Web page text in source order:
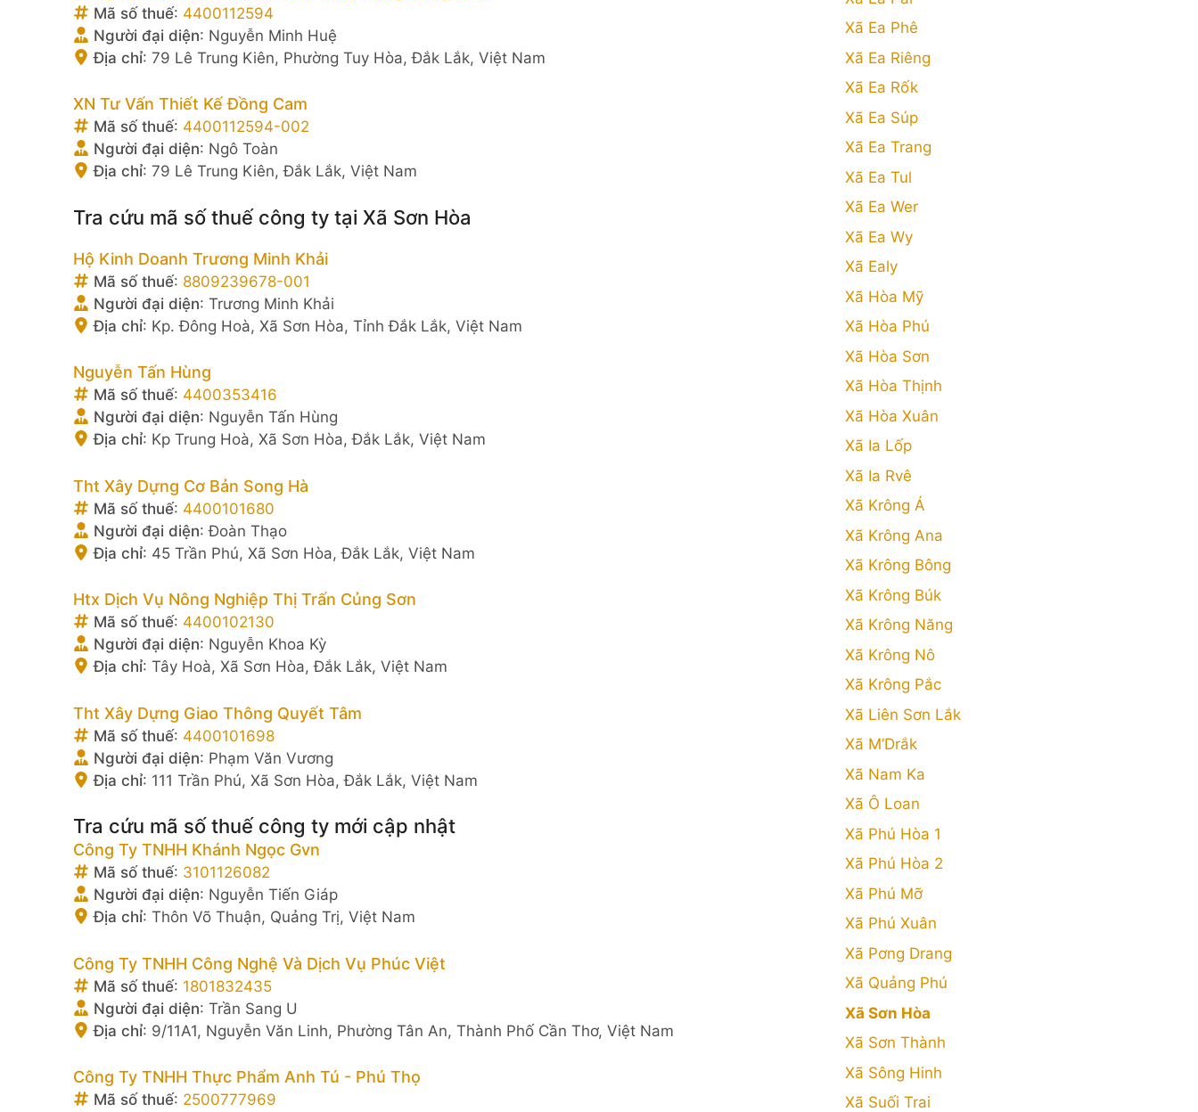
Mã số thuế: 4400112594
Người đại diện: Nguyễn Minh Huệ
Địa chỉ: 79 Lê Trung Kiên, Phường Tuy Hòa, Đắk Lắk, Việt Nam
XN Tư Vấn Thiết Kế Đồng Cam
Mã số thuế: 4400112594-002
Người đại diện: Ngô Toàn
Địa chỉ: 79 Lê Trung Kiên, Đắk Lắk, Việt Nam
Tra cứu mã số thuế công ty tại Xã Sơn Hòa
Hộ Kinh Doanh Trương Minh Khải
Mã số thuế: 8809239678-001
Người đại diện: Trương Minh Khải
Địa chỉ: Kp. Đông Hoà, Xã Sơn Hòa, Tỉnh Đắk Lắk, Việt Nam
Nguyễn Tấn Hùng
Mã số thuế: 4400353416
Người đại diện: Nguyễn Tấn Hùng
Địa chỉ: Kp Trung Hoà, Xã Sơn Hòa, Đắk Lắk, Việt Nam
Tht Xây Dựng Cơ Bản Song Hà
Mã số thuế: 4400101680
Người đại diện:Đoàn Thạo
Địa chỉ: 45 Trần Phú, Xã Sơn Hòa, Đắk Lắk, Việt Nam
Htx Dịch Vụ Nông Nghiệp Thị Trấn Củng Sơn
Mã số thuế: 4400102130
Người đại diện: Nguyễn Khoa Kỳ
Địa chỉ: Tây Hoà, Xã Sơn Hòa, Đắk Lắk, Việt Nam
Tht Xây Dựng Giao Thông Quyết Tâm
Mã số thuế: 4400101698
Người đại diện: Phạm Văn Vương
Địa chỉ: 111 Trần Phú, Xã Sơn Hòa, Đắk Lắk, Việt Nam
Tra cứu mã số thuế công ty mới cập nhật
Công Ty TNHH Khánh Ngọc Gvn
Mã số thuế: 3101126082
Người đại diện: Nguyễn Tiến Giáp
Địa chỉ: Thôn Võ Thuận, Quảng Trị, Việt Nam
Công Ty TNHH Công Nghệ Và Dịch Vụ Phúc Việt
Mã số thuế: 1801832435
Người đại diện: Trần Sang U
Địa chỉ: 9/11A1, Nguyễn Văn Linh, Phường Tân An, Thành Phố Cần Thơ, Việt Nam
Công Ty TNHH Thực Phẩm Anh Tú - Phú Thọ
Mã số thuế: 2500777969
Xã Ea Phê
Xã Ea Riêng
Xã Ea Rốk
Xã Ea Súp
Xã Ea Trang
Xã Ea Tul
Xã Ea Wer
Xã Ea Wy
Xã Ealy
Xã Hòa Mỹ
Xã Hòa Phú
Xã Hòa Sơn
Xã Hòa Thịnh
Xã Hòa Xuân
Xã Ia Lốp
Xã Ia Rvê
Xã Krông Á
Xã Krông Ana
Xã Krông Bông
Xã Krông Búk
Xã Krông Năng
Xã Krông Nô
Xã Krông Pắc
Xã Liên Sơn Lắk
Xã M’Drắk
Xã Nam Ka
Xã Ô Loan
Xã Phú Hòa 1
Xã Phú Hòa 2
Xã Phú Mỡ
Xã Phú Xuân
Xã Pơng Drang
Xã Quảng Phú
Xã Sơn Hòa
Xã Sơn Thành
Xã Sông Hinh
Xã Suối Trai